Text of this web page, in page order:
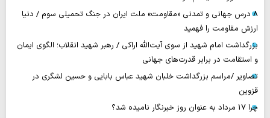
۸ درس جهانی و تمدنی «مقاومت» ملت ایران در جنگ تحمیلی سوم / دنیا
ارزش مقاومت را فهمید
بزرگداشت امام شهید از سوی آیت‌الله اراکی / رهبر شهید انقلاب؛ الگوی ایمان
و استقامت در برابر قدرت‌های جهانی
تصاویر /مراسم بزرگداشت خلبان شهید عباس بابایی و حسین لشگری در
قزوین
چرا 17 مرداد به عنوان روز خبرنگار نامیده شد؟